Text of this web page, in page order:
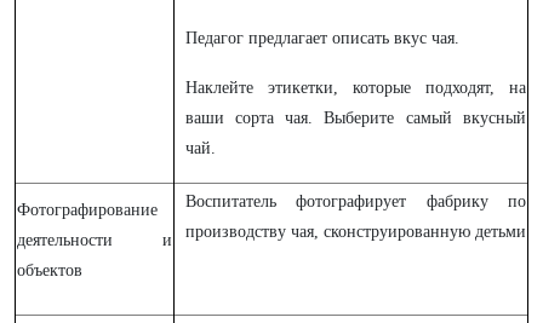
Педагог предлагает описать вкус чая.
Наклейте этикетки, которые подходят, на
ваши сорта чая. Выберите самый вкусный
чай.
Фотографирование
деятельности и
объектов
Воспитатель фотографирует фабрику по
производству чая, сконструированную детьми